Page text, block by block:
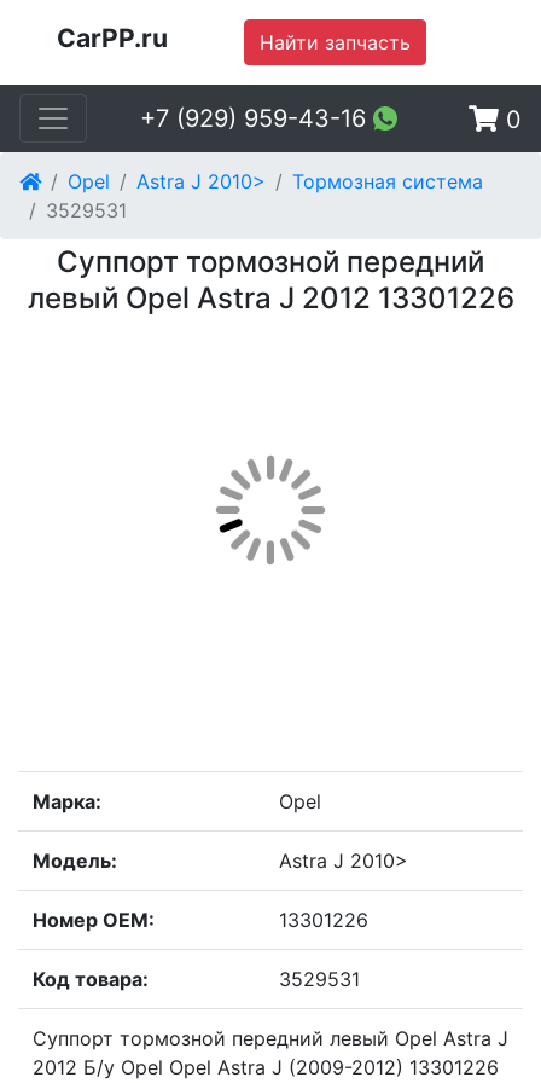
CarPP.ru Найти запчасть
+7 (929) 959-43-16 0
Opel Astra J 2010>
Тормозная система
3529531
Суппорт тормозной передний
левый Opel Astra J 2012 13301226
Марка: Opel
Модель: Astra J 2010>
Номер OEM: 13301226
Код товара: 3529531
Суппорт тормозной передний левый Opel Astra J
2012 Б/у Opel Opel Astra J (2009-2012) 13301226